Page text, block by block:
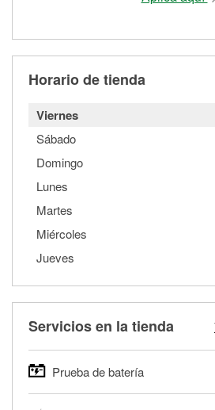
Horario de tienda
Viernes
Sábado
Domingo
Lunes
Martes
Miércoles
Jueves
Servicios en la tienda
Prueba de batería